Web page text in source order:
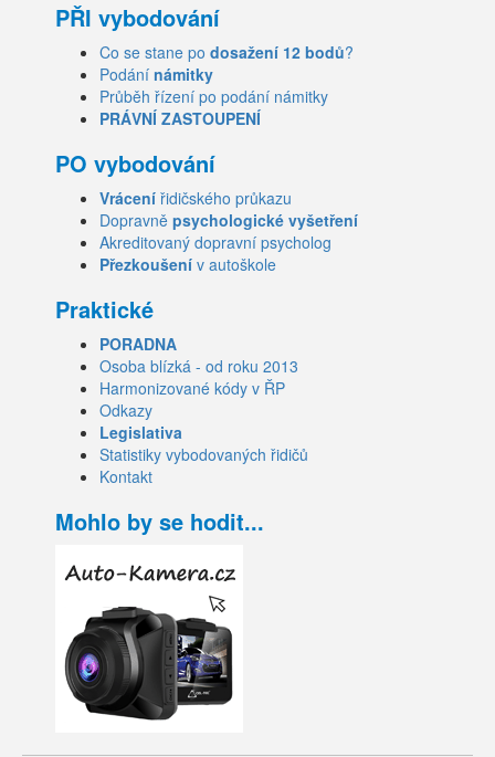
PŘI vybodování
Co se stane po dosažení 12 bodů?
Podání námitky
Průběh řízení po podání námitky
PRÁVNÍ ZASTOUPENÍ
PO vybodování
Vrácení řidičského průkazu
Dopravně psychologické vyšetření
Akreditovaný dopravní psycholog
Přezkoušení v autoškole
Praktické
PORADNA
Osoba blízká - od roku 2013
Harmonizované kódy v ŘP
Odkazy
Legislativa
Statistiky vybodovaných řidičů
Kontakt
Mohlo by se hodit...